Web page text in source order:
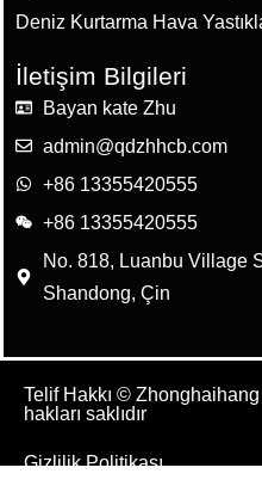
Deniz Kurtarma Hava
İletişim Bilgileri
Bayan kate Zhu
admin@qdzhhcb.com
+86 13355420555
+86 13355420555
No. 818, Luanbu Village
Shandong, Çin
Telif Hakkı ©
hakları saklıdır
Gizlilik Politikası